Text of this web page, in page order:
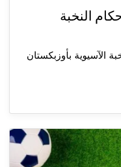
النخبة
الآسيوية بأوزبكستان